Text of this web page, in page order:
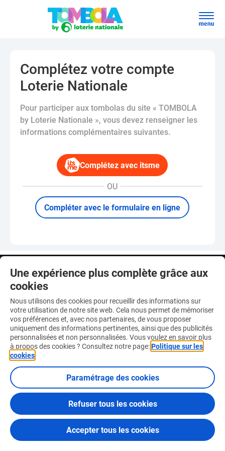
Complétez votre compte
Loterie Nationale
Pour participer aux tombolas du site « TOMBOLA
by Loterie Nationale », vous devez renseigner les
informations complémentaires suivantes.
Complétez avec itsme
OU
Compléter avec le formulaire en ligne
Une expérience plus complète grâce aux
cookies
Nous utilisons des cookies pour recueillir des informations sur
votre utilisation de notre site web. Cela nous permet de mémoriser
vos préférences et, avec nos partenaires, de vous proposer
uniquement des informations pertinentes, ainsi que des publicités
personnalisées et non personnalisées. Vous voulez en savoir plus
à propos des cookies ? Consultez notre page:Politique sur les
cookies
Paramétrage des cookies
Refuser tous les cookies
Accepter tous les cookies
© 2026 Loterie Nationale